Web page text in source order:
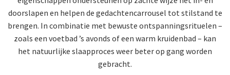
doorslapen en helpen de gedachtencarrousel tot stilstand te
brengen. In combinatie met bewuste ontspanningsrituelen –
zoals een voetbad ’s avonds of een warm kruidenbad – kan
het natuurlijke slaapproces weer beter op gang worden
gebracht.